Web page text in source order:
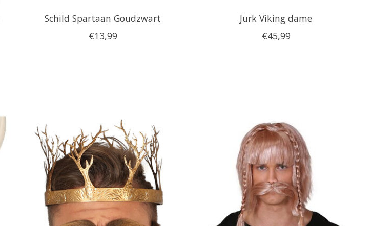
Schild Spartaan Goudzwart
€13,99
Jurk Viking dame
€45,99